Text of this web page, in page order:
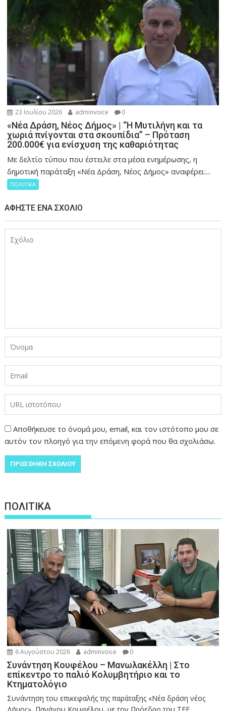
23 Ιουλίου 2026 adminvoice 0
«Νέα Δράση, Νέος Δήμος» | “Η Μυτιλήνη και τα
χωριά πνίγονται στα σκουπίδια” – Πρόταση
200.000€ για ενίσχυση της καθαριότητας
Με δελτίο τύπου που έστειλε στα μέσα ενημέρωσης, η
δημοτική παράταξη «Νέα Δράση, Νέος Δήμος» αναφέρει:...
ΠΟΛΙΤΙΚΑ
ΑΦΉΣΤΕ ΈΝΑ ΣΧΌΛΙΟ
Αποθήκευσε το όνομά μου, email, και τον ιστότοπο μου σε
αυτόν τον πλοηγό για την επόμενη φορά που θα σχολιάσω.
ΠΟΛΙΤΙΚΑ
6 Αυγούστου 2026 adminvoice 0
Συνάντηση Κουφέλου – Μανωλακέλλη | Στο
επίκεντρο το παλιό Κολυμβητήριο και το
Κτηματολόγιο
Συνάντηση του επικεφαλής της παράταξης «Νέα δράση νέος